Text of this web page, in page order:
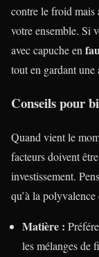
contre le froid mais
votre ensemble. Si
avec capuche en
tout en gardant une
Conseils pour
Quand vient le
facteurs doivent
investissement.
qu’à la polyvalence
Matière :
les mélanges de